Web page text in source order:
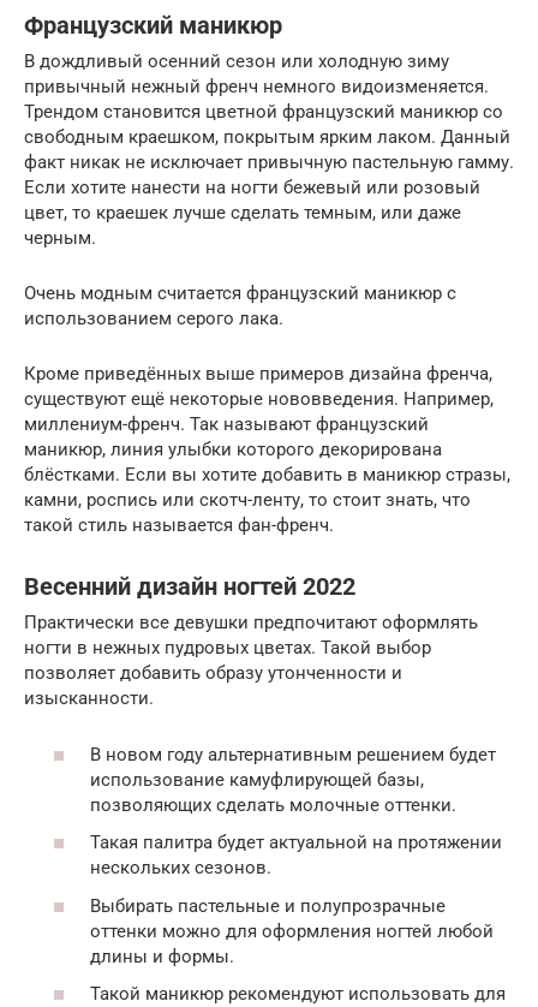
Французский маникюр
В дождливый осенний сезон или холодную зиму
привычный нежный френч немного видоизменяется.
Трендом становится цветной французский маникюр со
свободным краешком, покрытым ярким лаком. Данный
факт никак не исключает привычную пастельную гамму.
Если хотите нанести на ногти бежевый или розовый
цвет, то краешек лучше сделать темным, или даже
черным.
Очень модным считается французский маникюр с
использованием серого лака.
Кроме приведённых выше примеров дизайна френча,
существуют ещё некоторые нововведения. Например,
миллениум-френч. Так называют французский
маникюр, линия улыбки которого декорирована
блёстками. Если вы хотите добавить в маникюр стразы,
камни, роспись или скотч-ленту, то стоит знать, что
такой стиль называется фан-френч.
Весенний дизайн ногтей 2022
Практически все девушки предпочитают оформлять
ногти в нежных пудровых цветах. Такой выбор
позволяет добавить образу утонченности и
изысканности.
В новом году альтернативным решением будет
использование камуфлирующей базы,
позволяющих сделать молочные оттенки.
Такая палитра будет актуальной на протяжении
нескольких сезонов.
Выбирать пастельные и полупрозрачные
оттенки можно для оформления ногтей любой
длины и формы.
Такой маникюр рекомендуют использовать для